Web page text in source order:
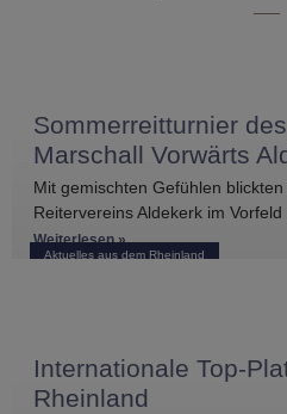
Aktuelles aus dem Rheinland
Sommerreitturnier
Marschall Vorwärts
Mit gemischten Gefühlen
Reitervereins Aldekerk im
vergleichbarer Turniere in der
größer war die
Weiterlesen »
Internationale Top-
Rheinland